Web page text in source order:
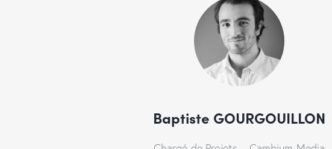
Baptiste GOURGOUILLON